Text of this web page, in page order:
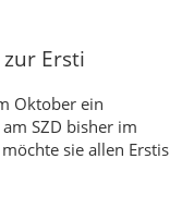
Ersti
Oktober ein
SZD bisher im
sie allen Erstis